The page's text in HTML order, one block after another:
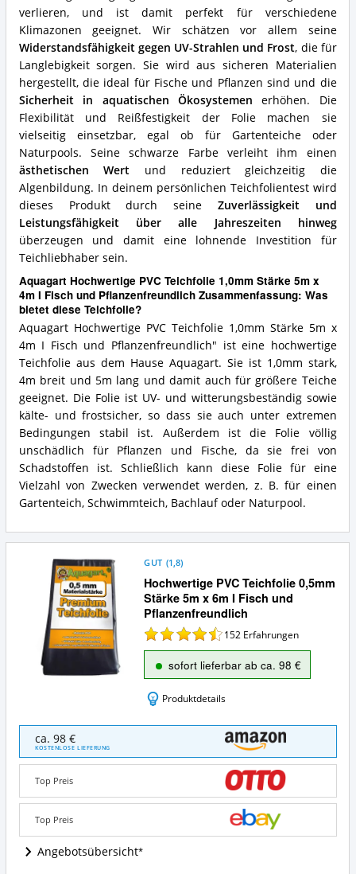
verlieren, und ist damit perfekt für verschiedene
Klimazonen geeignet. Wir schätzen vor allem seine
Widerstandsfähigkeit gegen UV-Strahlen und Frost, die für
Langlebigkeit sorgen. Sie wird aus sicheren Materialien
hergestellt, die ideal für Fische und Pflanzen sind und die
Sicherheit in aquatischen Ökosystemen erhöhen. Die
Flexibilität und Reißfestigkeit der Folie machen sie
vielseitig einsetzbar, egal ob für Gartenteiche oder
Naturpools. Seine schwarze Farbe verleiht ihm einen
ästhetischen Wert und reduziert gleichzeitig die
Algenbildung. In deinem persönlichen Teichfolientest wird
dieses Produkt durch seine Zuverlässigkeit und
Leistungsfähigkeit über alle Jahreszeiten hinweg
überzeugen und damit eine lohnende Investition für
Teichliebhaber sein.
Aquagart Hochwertige PVC Teichfolie 1,0mm Stärke 5m x
4m I Fisch und Pflanzenfreundlich Zusammenfassung: Was
bietet diese Teichfolie?
Aquagart Hochwertige PVC Teichfolie 1,0mm Stärke 5m x
4m I Fisch und Pflanzenfreundlich" ist eine hochwertige
Teichfolie aus dem Hause Aquagart. Sie ist 1,0mm stark,
4m breit und 5m lang und damit auch für größere Teiche
geeignet. Die Folie ist UV- und witterungsbeständig sowie
kälte- und frostsicher, so dass sie auch unter extremen
Bedingungen stabil ist. Außerdem ist die Folie völlig
unschädlich für Pflanzen und Fische, da sie frei von
Schadstoffen ist. Schließlich kann diese Folie für eine
Vielzahl von Zwecken verwendet werden, z. B. für einen
Gartenteich, Schwimmteich, Bachlauf oder Naturpool.
spricht
für
diese
Teichfolie?
Hochwertige PVC Teichfolie 0,5mm
Stärke 5m x 6m I Fisch und
Pflanzenfreundlich
GUT (1,8)
152 Erfahrungen
sofort lieferbar ab ca. 98 €
Produktdetails
Hochwertige
PVC
Teichfolie
0,5mm
Stärke
5m
6m
Fisch
ca. 98 €
KOSTENLOSE LIEFERUNG
Top Preis
Top Preis
Angebotsübersicht